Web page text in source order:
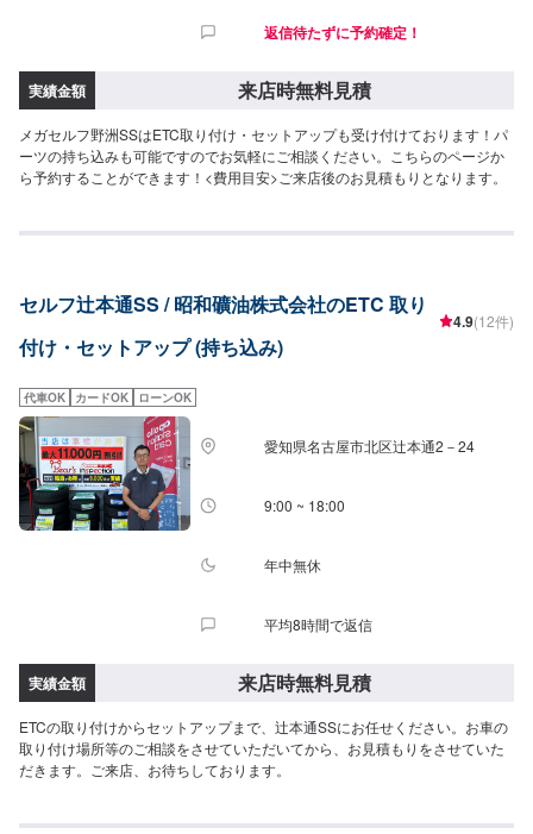
返信待たずに予約確定！
実績金額 来店時無料見積
メガセルフ野洲SSはETC取り付け・セットアップも受け付けております！パ
ーツの持ち込みも可能ですのでお気軽にご相談ください。こちらのページか
ら予約することができます！<費用目安>ご来店後のお見積もりとなります。
セルフ辻本通SS / 昭和礦油株式会社のETC 取り
付け・セットアップ (持ち込み)
4.9(12件)
代車OK カードOK ローンOK
愛知県名古屋市北区辻本通2－24
9:00 ~ 18:00
年中無休
平均8時間で返信
実績金額 来店時無料見積
ETCの取り付けからセットアップまで、辻本通SSにお任せください。お車の
取り付け場所等のご相談をさせていただいてから、お見積もりをさせていた
だきます。ご来店、お待ちしております。